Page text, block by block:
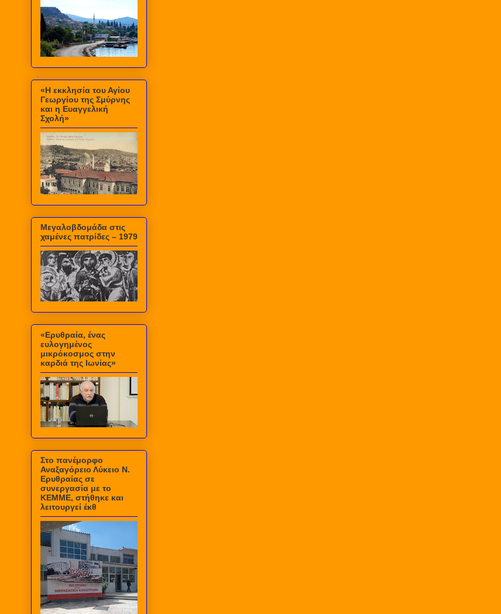
«Η εκκλησία του Αγίου
Γεωργίου της Σμύρνης
και η Ευαγγελική
Σχολή»
Μεγαλοβδομάδα στις
χαμένες πατρίδες – 1979
«Ερυθραία, ένας
ευλογημένος
μικρόκοσμος στην
καρδιά της Ιωνίας»
Στο πανέμορφο
Αναξαγόρειο Λύκειο Ν.
Ερυθραίας σε
συνεργασία με το
ΚΕΜΜΕ, στήθηκε και
λειτουργεί έκθ